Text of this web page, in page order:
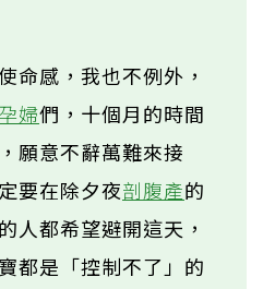
命感，我也不例外，
孕婦們，十個月的時間
願意不辭萬難來接
要在除夕夜剖腹產的
人都希望避開這天，
都是「控制不了」的